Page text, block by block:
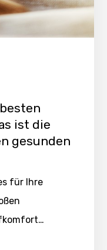
ist die
gesunden
für Ihre